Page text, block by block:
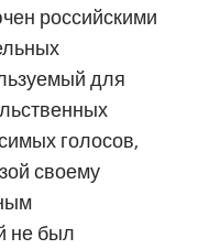
российскими
для
голосов,
своему
не был